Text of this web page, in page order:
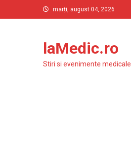
to
marți, august 04, 2026
laMedic.ro
Stiri si evenimente medicale